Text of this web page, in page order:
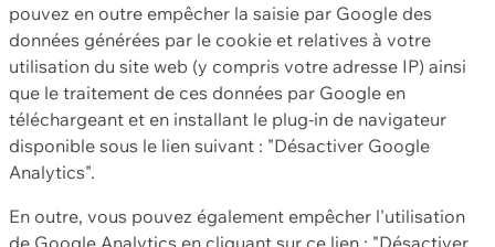
pouvez en outre empêcher la saisie par Google des
données générées par le cookie et relatives à votre
utilisation du site web (y compris votre adresse IP) ainsi
que le traitement de ces données par Google en
téléchargeant et en installant le plug-in de navigateur
disponible sous le lien suivant : "Désactiver Google
Analytics".
En outre, vous pouvez également empêcher l'utilisation